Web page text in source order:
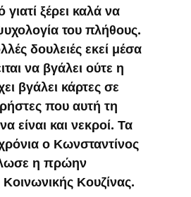
γιατί ξέρει καλά να
του πλήθους.
δουλειές εκεί μέσα
να βγάλει ούτε η
βγάλει κάρτες σε
που αυτή τη
είναι και νεκροί. Τα
ο Κωνσταντίνος
η πρώην
Κοινωνικής Κουζίνας.